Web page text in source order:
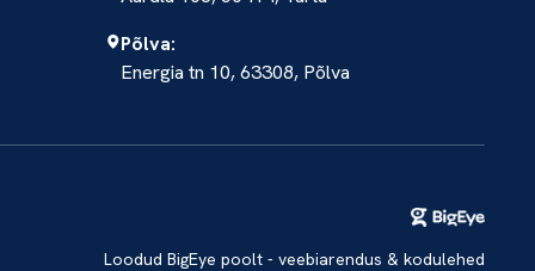
Põlva:
Energia tn 10, 63308, Põlva
Loodud BigEye poolt - veebiarendus & kodulehed